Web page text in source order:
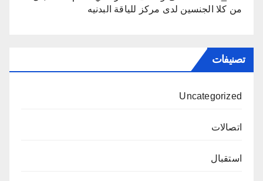
من كلا الجنسين لدى مركز للياقة البدنيه
تصنيفات
Uncategorized
اتصالات
استقبال